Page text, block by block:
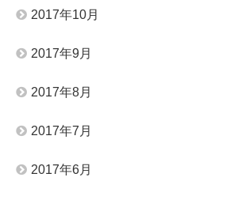
2017年10月
2017年9月
2017年8月
2017年7月
2017年6月